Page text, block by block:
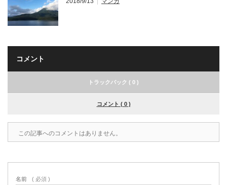
コメント
トラックバック ( 0 )
コメント ( 0 )
この記事へのコメントはありません。
名前 ( 必須 )